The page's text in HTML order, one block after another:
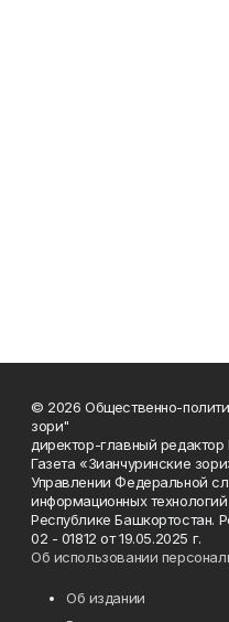
© 2026 Общественно-
зори"
директор-главный редактор
Газета «Зианчуринские
Управлении Федеральной
информационных
Республике Башкортостан.
02 - 01812 от 19.05.2025 г.
Об использовании
Об издании